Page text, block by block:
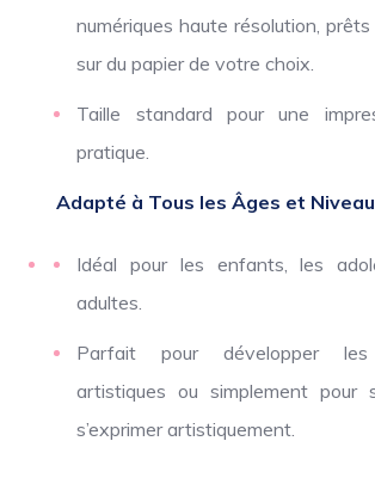
numériques haute résolution,
sur du papier de votre choix.
Taille standard pour une
pratique.
Adapté à Tous les Âges et
Idéal pour les enfants, les
adultes.
Parfait pour développer les
artistiques ou simplement pour
s’exprimer artistiquement.